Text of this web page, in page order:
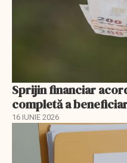
Sprijin financiar
completă a
16 IUNIE 2026